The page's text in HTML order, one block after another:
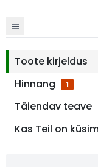
Toote kirjeldus
Hinnang
1
Täiendav teave
Kas Teil on